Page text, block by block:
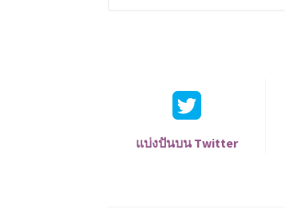
แบ่งปันบน Twitter